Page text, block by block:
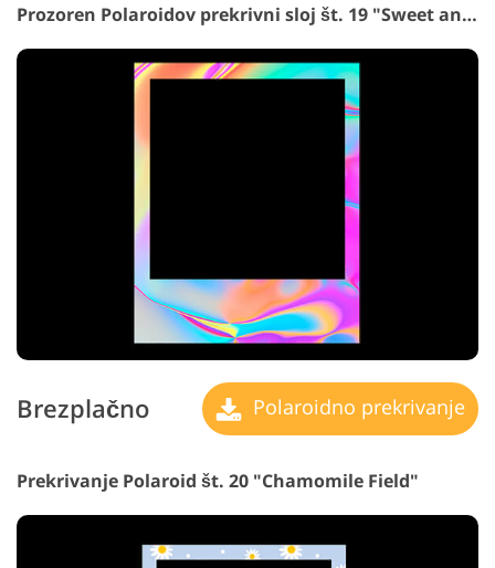
Prozoren Polaroidov prekrivni sloj št. 19 "Sweet and Juicy"
Brezplačno Polaroidno prekrivanje
Prekrivanje Polaroid št. 20 "Chamomile Field"